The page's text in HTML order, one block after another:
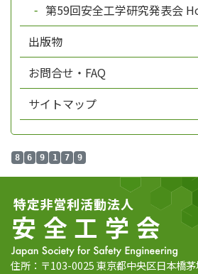
第59回安全工学研究発表会
出版物
お問合せ・FAQ
サイトマップ
8 6 9 1 7 9
住所：〒103-0025 東京都中央区日本橋